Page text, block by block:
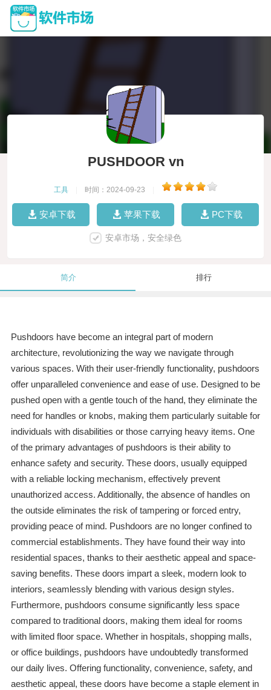
PUSHDOOR vn
工具 时间：2024-09-23
安卓下载 苹果下载 PC下载
安卓市场，安全绿色
简介 排行
Pushdoors have become an integral part of modern
architecture, revolutionizing the way we navigate through
various spaces. With their user-friendly functionality, pushdoors
offer unparalleled convenience and ease of use. Designed to be
pushed open with a gentle touch of the hand, they eliminate the
need for handles or knobs, making them particularly suitable for
individuals with disabilities or those carrying heavy items. One
of the primary advantages of pushdoors is their ability to
enhance safety and security. These doors, usually equipped
with a reliable locking mechanism, effectively prevent
unauthorized access. Additionally, the absence of handles on
the outside eliminates the risk of tampering or forced entry,
providing peace of mind. Pushdoors are no longer confined to
commercial establishments. They have found their way into
residential spaces, thanks to their aesthetic appeal and space-
saving benefits. These doors impart a sleek, modern look to
interiors, seamlessly blending with various design styles.
Furthermore, pushdoors consume significantly less space
compared to traditional doors, making them ideal for rooms
with limited floor space. Whether in hospitals, shopping malls,
or office buildings, pushdoors have undoubtedly transformed
our daily lives. Offering functionality, convenience, safety, and
aesthetic appeal, these doors have become a staple element in